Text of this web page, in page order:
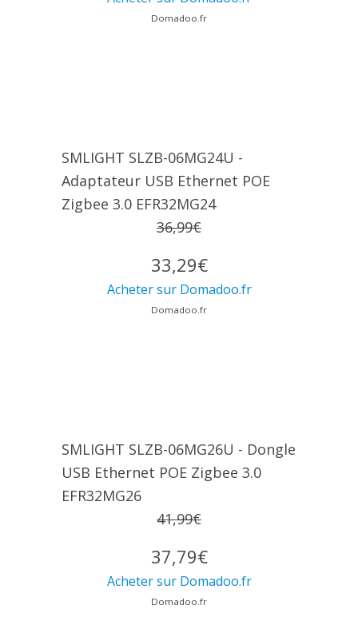
Domadoo.fr
SMLIGHT SLZB-06MG24U -
Adaptateur USB Ethernet POE
Zigbee 3.0 EFR32MG24
36,99€
33,29€
Acheter sur Domadoo.fr
Domadoo.fr
SMLIGHT SLZB-06MG26U - Dongle
USB Ethernet POE Zigbee 3.0
EFR32MG26
41,99€
37,79€
Acheter sur Domadoo.fr
Domadoo.fr